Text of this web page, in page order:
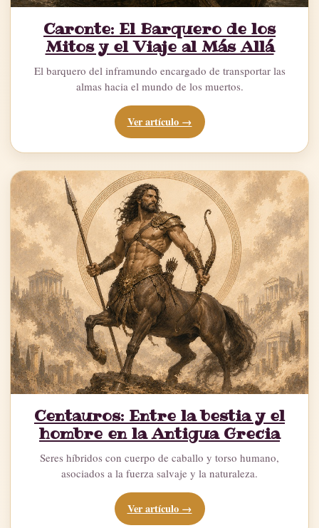
Caronte: El Barquero de los
Mitos y el Viaje al Más Allá
El barquero del inframundo encargado de transportar las
almas hacia el mundo de los muertos.
Ver artículo →
Centauros: Entre la bestia y el
hombre en la Antigua Grecia
Seres híbridos con cuerpo de caballo y torso humano,
asociados a la fuerza salvaje y la naturaleza.
Ver artículo →